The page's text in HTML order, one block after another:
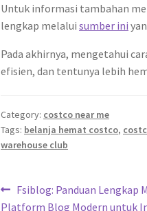
Untuk informasi tambahan
lengkap melaluisumber ini
Pada akhirnya, mengetahui
efisien, dan tentunya lebih
Category: costco near me
Tags: belanja hemat costco,
warehouse club
Post
Previous
post:
Fsiblog: Panduan Lengkap
Platform Blog Modern untuk